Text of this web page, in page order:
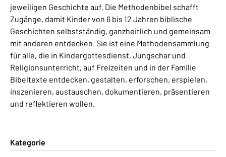
jeweiligen Geschichte auf. Die Methodenbibel schafft
Zugänge, damit Kinder von 6 bis 12 Jahren biblische
Geschichten selbstständig, ganzheitlich und gemeinsam
mit anderen entdecken. Sie ist eine Methodensammlung
für alle, die in Kindergottesdienst, Jungschar und
Religionsunterricht, auf Freizeiten und in der Familie
Bibeltexte entdecken, gestalten, erforschen, erspielen,
inszenieren, austauschen, dokumentieren, präsentieren
und reflektieren wollen.
Kategorie